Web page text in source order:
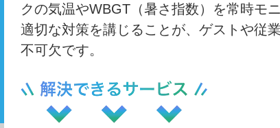
クの気温やWBGT（暑さ指数）を常時モ
適切な対策を講じることが、ゲストや従
不可欠です。